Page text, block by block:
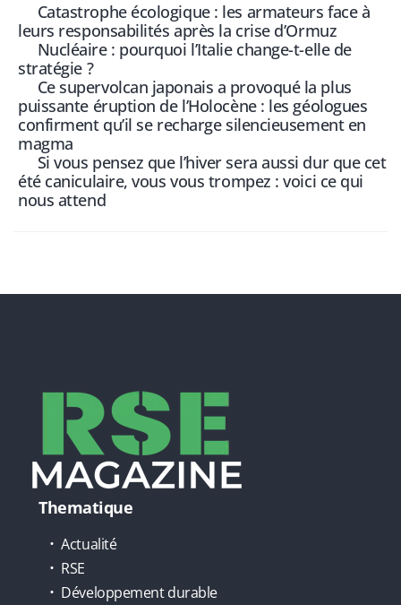
Catastrophe écologique : les armateurs face à
leurs responsabilités après la crise d’Ormuz
Nucléaire : pourquoi l’Italie change-t-elle de
stratégie ?
Ce supervolcan japonais a provoqué la plus
puissante éruption de l’Holocène : les géologues
confirment qu’il se recharge silencieusement en
magma
Si vous pensez que l’hiver sera aussi dur que cet
été caniculaire, vous vous trompez : voici ce qui
nous attend
Thematique
Actualité
RSE
Développement durable